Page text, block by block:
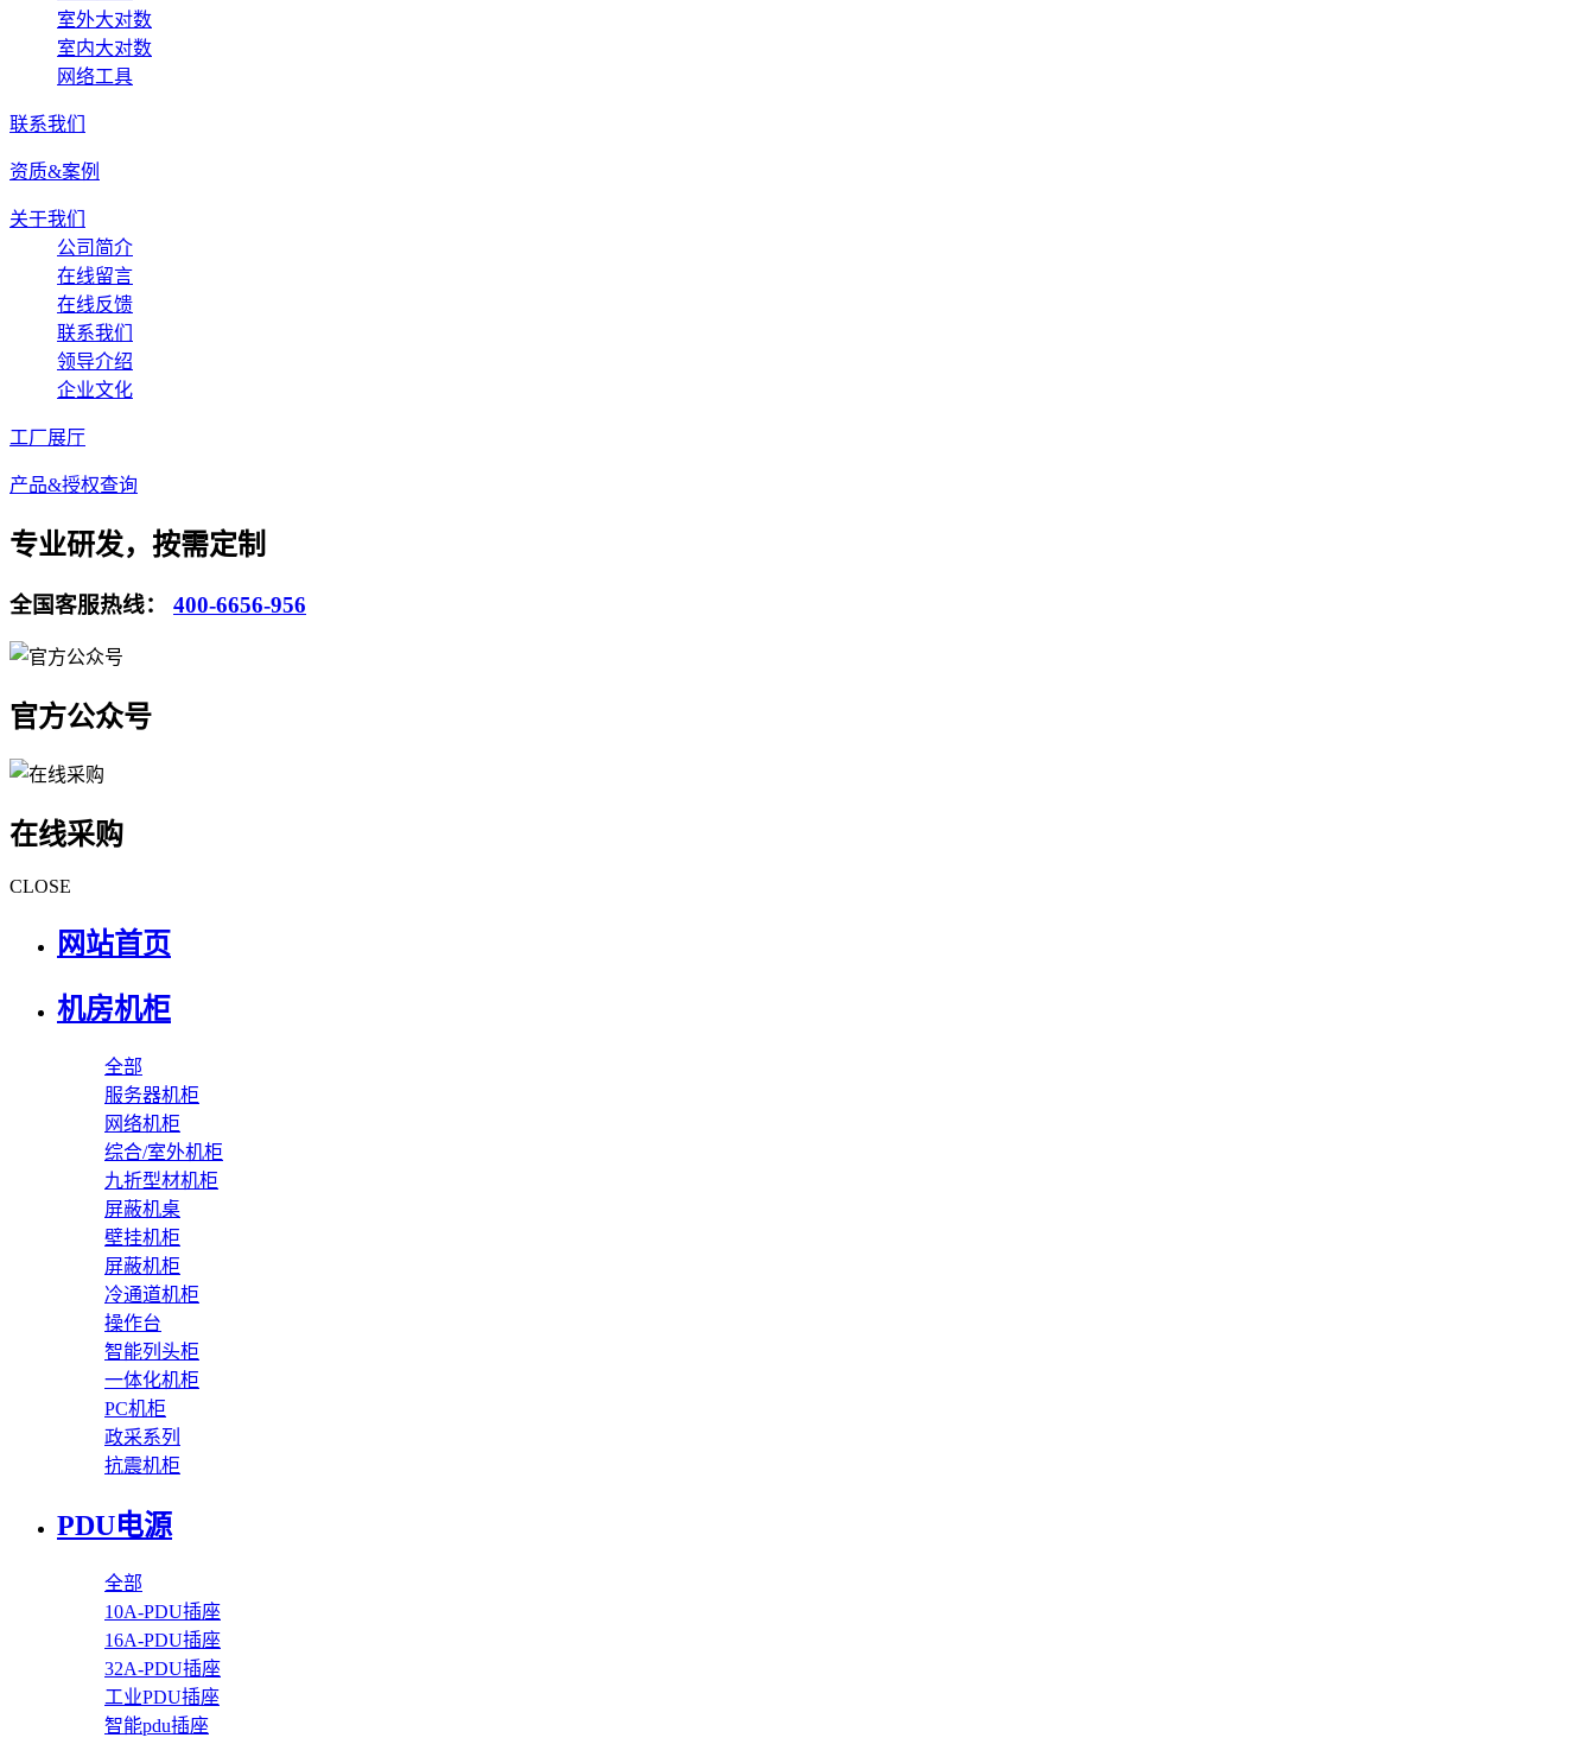
室外大对数
室内大对数
网络工具
联系我们
资质&案例
关于我们
公司简介
在线留言
在线反馈
联系我们
领导介绍
企业文化
工厂展厅
产品&授权查询
专业研发，按需定制
全国客服热线： 400-6656-956
官方公众号
在线采购
CLOSE
网站首页
机房机柜
全部
服务器机柜
网络机柜
综合/室外机柜
九折型材机柜
屏蔽机桌
壁挂机柜
屏蔽机柜
冷通道机柜
操作台
智能列头柜
一体化机柜
PC机柜
政采系列
抗震机柜
PDU电源
全部
10A-PDU插座
16A-PDU插座
32A-PDU插座
工业PDU插座
智能pdu插座